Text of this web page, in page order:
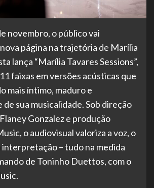
novembro, o público vai
página na trajetória de Marília
lança “Marília Tavares Sessions”,
faixas em versões acústicas que
mais íntimo, maduro e
sua musicalidade. Sob direção
Gonzalez e produção
o audiovisual valoriza a voz, o
– tudo na medida
de Toninho Duettos, com o